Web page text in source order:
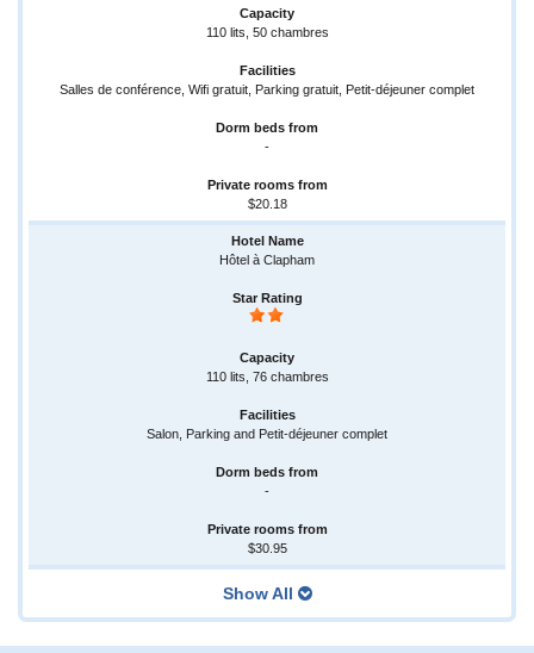
110 lits, 50 chambres
Salles de conférence, Wifi gratuit, Parking gratuit, Petit-déjeuner complet
-
$20.18
Hôtel à Clapham
110 lits, 76 chambres
Salon, Parking and Petit-déjeuner complet
-
$30.95
Show All